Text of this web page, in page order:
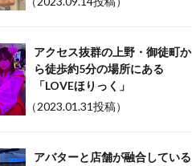
アクセス抜群の上野・御徒町か
ら徒歩約5分の場所にある
「LOVEほりっく」
（2023.01.31投稿）
アバターと店舗が融合している